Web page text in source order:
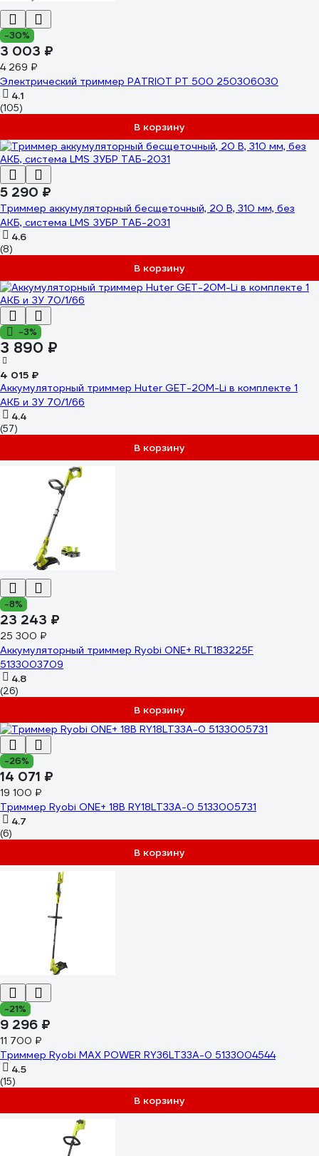
-30%
3 003 ₽
4 269 ₽
Электрический триммер PATRIOT PT 500 250306030
4.1
(105)
В корзину
5 290 ₽
Триммер аккумуляторный бесщеточный, 20 В, 310 мм, без
АКБ, система LMS ЗУБР ТАБ-2031
4.6
(8)
В корзину
-3%
3 890 ₽
4 015 ₽
Аккумуляторный триммер Huter GET-20M-Li в комплекте 1
АКБ и ЗУ 70/1/66
4.4
(57)
В корзину
-8%
23 243 ₽
25 300 ₽
Аккумуляторный триммер Ryobi ONE+ RLT183225F
5133003709
4.8
(26)
В корзину
-26%
14 071 ₽
19 100 ₽
Триммер Ryobi ONE+ 18В RY18LT33A-0 5133005731
4.7
(6)
В корзину
-21%
9 296 ₽
11 700 ₽
Триммер Ryobi MAX POWER RY36LT33A-0 5133004544
4.5
(15)
В корзину